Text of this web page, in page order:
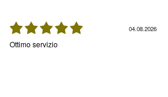
04.08.2026
Ottimo servizio